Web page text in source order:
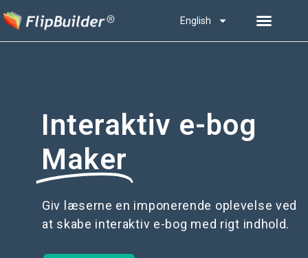
English
Interaktiv e-bog
Maker
Giv læserne en imponerende oplevelse ved
at skabe interaktiv e-bog med rigt indhold.